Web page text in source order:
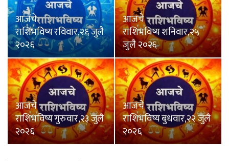
आजचे
राशिभविष्य रविवार,२६ जुलै
२०२६
आजचे
राशिभविष्य शनिवार,२५
जुलै २०२६
आजचे
राशिभविष्य गुरुवार,२३ जुलै
२०२६
आजचे
राशिभविष्य बुधवार,२२ जुलै
२०२६